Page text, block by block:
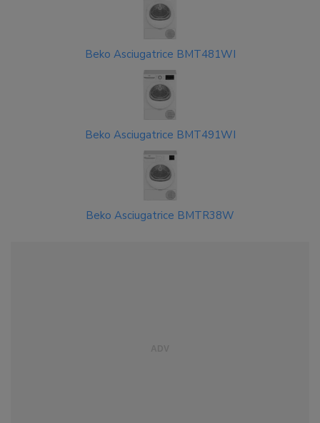
Beko Asciugatrice BMT481WI
Beko Asciugatrice BMT491WI
Beko Asciugatrice BMTR38W